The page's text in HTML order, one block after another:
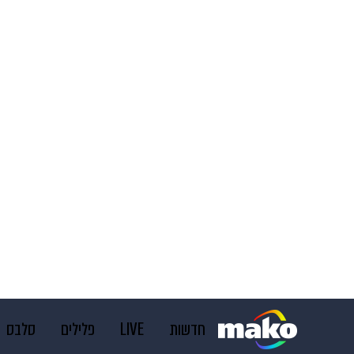
חדשות LIVE פלילים סלבס